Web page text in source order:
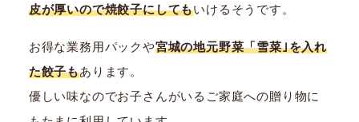
皮が厚いので焼餃子にしてもいけるそうです。
お得な業務用パックや宮城の地元野菜「雪菜｣を入れ
た餃子もあります。
優しい味なのでお子さんがいるご家庭への贈り物に